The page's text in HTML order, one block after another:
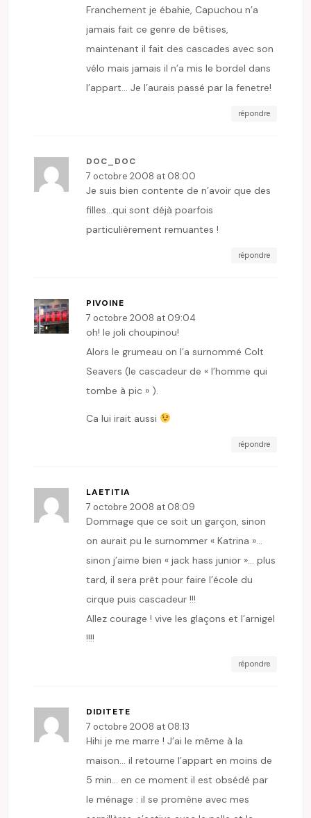
Franchement je ébahie, Capuchou n’a
jamais fait ce genre de bêtises,
maintenant il fait des cascades avec son
vélo mais jamais il n’a mis le bordel dans
l’appart… Je l’aurais passé par la fenetre!
répondre
DOC_DOC
7 octobre 2008 at 08:00
Je suis bien contente de n’avoir que des
filles…qui sont déjà poarfois
particulièrement remuantes !
répondre
PIVOINE
7 octobre 2008 at 09:04
oh! le joli choupinou!
Alors le grumeau on l’a surnommé Colt
Seavers (le cascadeur de « l’homme qui
tombe à pic » ).
Ca lui irait aussi
répondre
LAETITIA
7 octobre 2008 at 08:09
Dommage que ce soit un garçon, sinon
on aurait pu le surnommer « Katrina »…
sinon j’aime bien « jack hass junior »… plus
tard, il sera prêt pour faire l’école du
cirque puis cascadeur !!!
Allez courage ! vive les glaçons et l’arnigel
!!!!
répondre
DIDITETE
7 octobre 2008 at 08:13
Hihi je me marre ! J’ai le même à la
maison… il retourne l’appart en moins de
5 min… en ce moment il est obsédé par
le ménage : il se promène avec mes